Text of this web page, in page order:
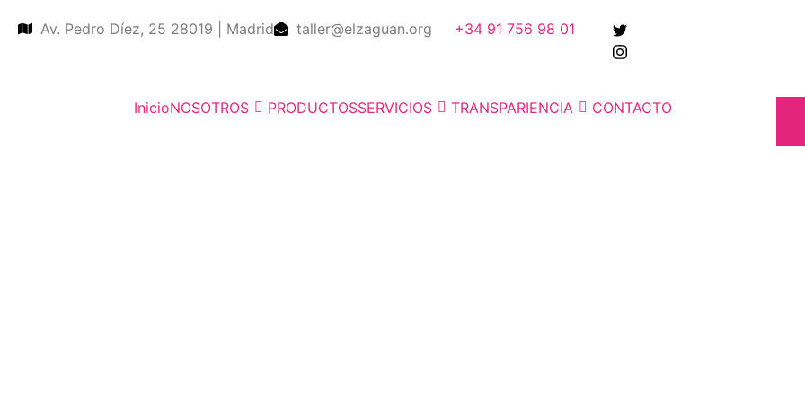
Av. Pedro Díez, 25 28019 | Madrid taller@elzaguan.org +34 91 756 98 01
InicioNOSOTROS PRODUCTOSSERVICIOS TRANSPARIENCIA CONTACTO